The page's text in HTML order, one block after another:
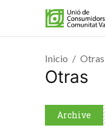
Inicio Otras
Otras
Archive